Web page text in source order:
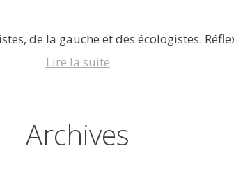
de la gauche et des écologistes.
Lire la suite
Archives